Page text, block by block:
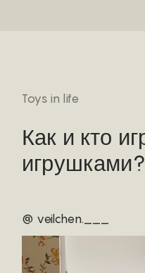
Toys in life
Как и кто
игрушками?
@ veilchen.___